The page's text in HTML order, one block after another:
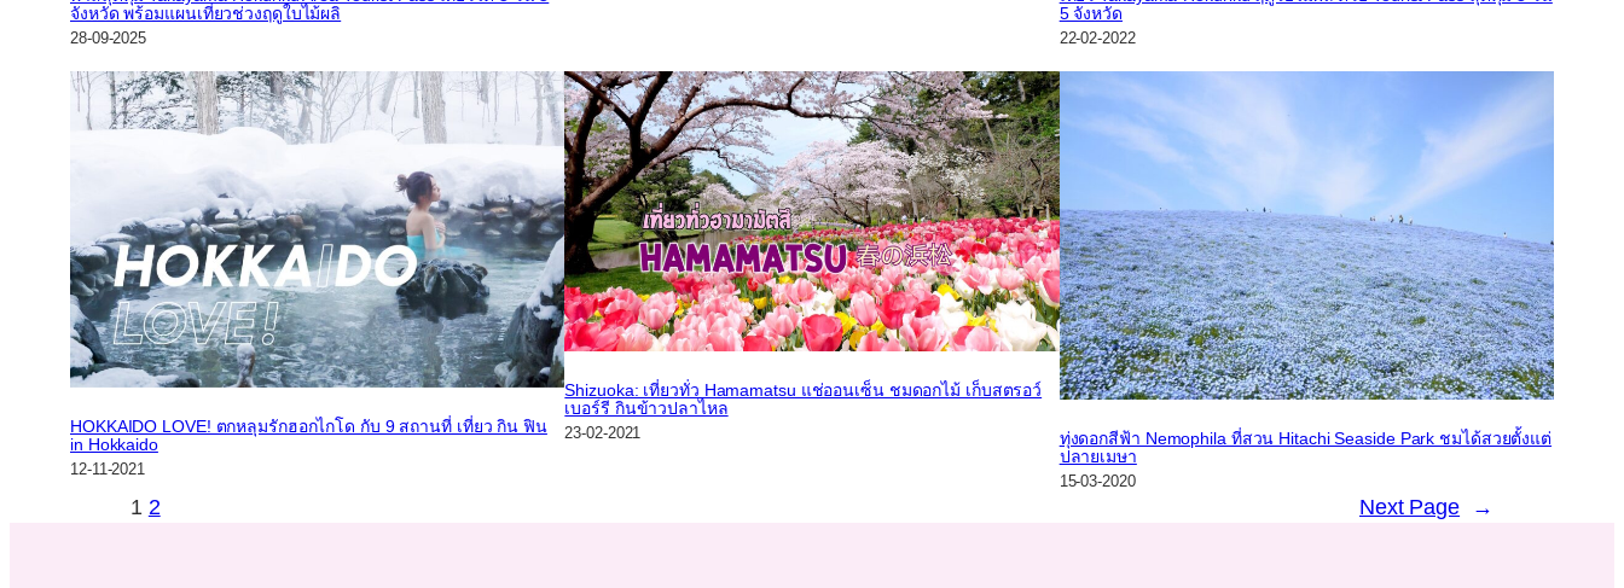
จังหวัด พร้อมแผนเที่ยวช่วงฤดูใบไม้ผลิ
28-09-2025
5 จังหวัด
22-02-2022
HOKKAIDO LOVE! ตกหลุมรักฮอกไกโด กับ 9 สถานที่ เที่ยว กิน ฟิน
in Hokkaido
12-11-2021
Shizuoka: เที่ยวทั่ว Hamamatsu แช่ออนเซ็น ชมดอกไม้ เก็บสตรอว์
เบอร์รี กินข้าวปลาไหล
23-02-2021
ทุ่งดอกสีฟ้า Nemophila ที่สวน Hitachi Seaside Park ชมได้สวยตั้งแต่
ปลายเมษา
15-03-2020
1 2 Next Page →